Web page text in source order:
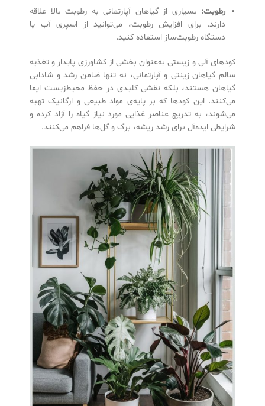
رطوبت: بسیاری از گیاهان آپارتمانی به رطوبت بالا علاقه
دارند. برای افزایش رطوبت، می‌توانید از اسپری آب یا
دستگاه رطوبت‌ساز استفاده کنید.
کودهای آلی و زیستی به‌عنوان بخشی از کشاورزی پایدار و تغذیه
سالم گیاهان زینتی و آپارتمانی، نه تنها ضامن رشد و شادابی
گیاهان هستند، بلکه نقشی کلیدی در حفظ محیط‌زیست ایفا
می‌کنند. این کودها که بر پایه‌ی مواد طبیعی و ارگانیک تهیه
می‌شوند، به تدریج عناصر غذایی مورد نیاز گیاه را آزاد کرده و
شرایطی ایده‌آل برای رشد ریشه، برگ و گل‌ها فراهم می‌کنند.